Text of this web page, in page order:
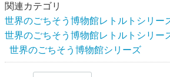
関連カテゴリ
世界のごちそう博物館レトルトシリー
世界のごちそう博物館レトルトシリー
世界のごちそう博物館シリーズ